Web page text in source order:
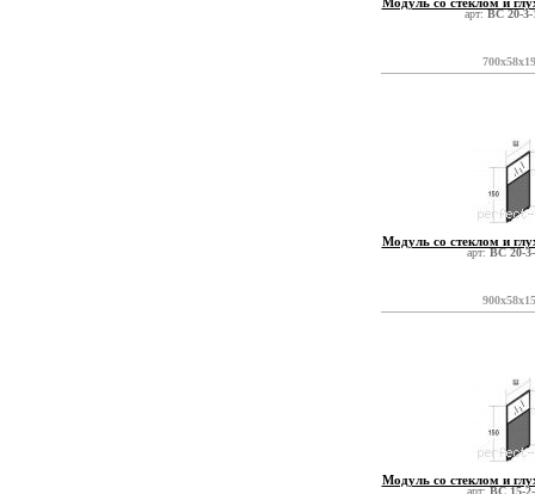
арт:ВС 20-3-
арт:ВС 20-
Модуль со стеклом и
арт:ВС 15-
Модуль со стеклом и